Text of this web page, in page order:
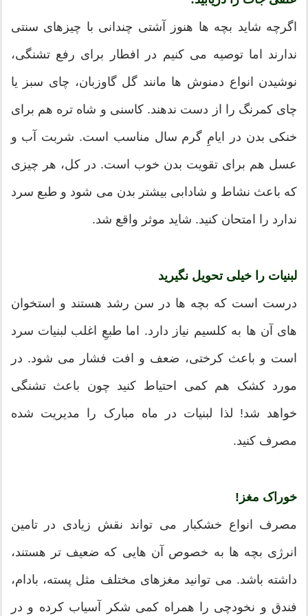
اگرچه شاید بچه ها هنوز آشتی چندانی با چیزهای سنتی
ندارند اما توصیه می کنیم در افطار برای رفع تشنگی،
نوشیدن انواع دمنوش ها مانند گل گاوزبان، چای سبز یا
چای کمرنگ را از دست ندهند. کاسنی و شاه تره هم برای
خنکی بدن در ایامِ گرم سال مناسب است. شربت آب و
عسل هم برای تقویت بدن خوب است. در کل، هر چیزی
که باعث نشاط و شادابی بیشتر بدن می شود و طبع سرد
ندارد را امتحان کنید. شاید موثر واقع شد.
لبنیات را خیلی تحویل نگیرید
درست است که بچه ها در سن رشد هستند و استخوان
های آن ها به کلسیم نیاز دارد. اما طبعِ اغلب لبنیات سرد
است و باعث کرختی، ضعف و افت فشار می شود. در
مورد کشک هم کمی احتیاط کنید چون باعث تشنگی
خواهد شد! لذا لبنیات در ماه مبارک را مدیریت شده
مصرف کنید.
خوراک مغز!
مصرف انواع خشکبار می تواند نقش زیادی در تامین
انرژی بچه ها به خصوص آن هایی که ضعیف تر هستند،
داشته باشد. می توانید مغزهای مختلف مثل پسته، بادام،
فندق و نخودچی را همراه کمی شکر آسیاب کرده و در